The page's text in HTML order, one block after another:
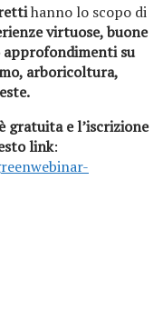
hanno lo scopo di
virtuose, buone
su
arboricoltura,
gratuita e l’iscrizione
link: